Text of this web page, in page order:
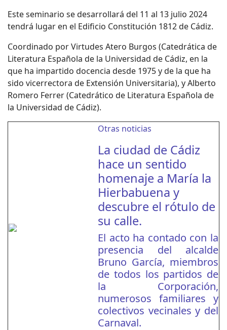
Este seminario se desarrollará del 11 al 13 julio 2024
tendrá lugar en el Edificio Constitución 1812 de Cádiz.
Coordinado por Virtudes Atero Burgos (Catedrática de
Literatura Española de la Universidad de Cádiz, en la
que ha impartido docencia desde 1975 y de la que ha
sido vicerrectora de Extensión Universitaria), y Alberto
Romero Ferrer (Catedrático de Literatura Española de
la Universidad de Cádiz).
Otras noticias
La ciudad de Cádiz
hace un sentido
homenaje a María la
Hierbabuena y
descubre el rótulo de
su calle.
El acto ha contado con la
presencia del alcalde
Bruno García, miembros
de todos los partidos de
la Corporación,
numerosos familiares y
colectivos vecinales y del
Carnaval.